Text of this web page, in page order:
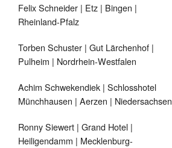
Felix Schneider | Etz | Bingen |
Rheinland-Pfalz
Torben Schuster | Gut Lärchenhof |
Pulheim | Nordrhein-Westfalen
Achim Schwekendiek | Schlosshotel
Münchhausen | Aerzen | Niedersachsen
Ronny Siewert | Grand Hotel |
Heiligendamm | Mecklenburg-